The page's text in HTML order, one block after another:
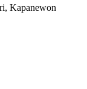
Kapanewon